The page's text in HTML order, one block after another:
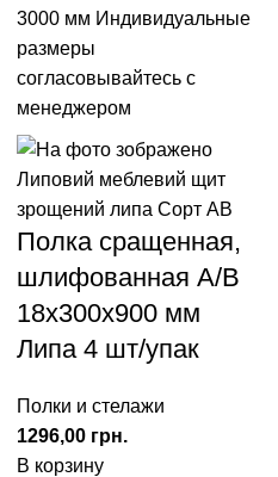
3000 мм Индивидуальные
размеры
согласовывайтесь с
менеджером
Полка сращенная,
шлифованная А/В
18х300х900 мм
Липа 4 шт/упак
Полки и стелажи
грн.
В корзину